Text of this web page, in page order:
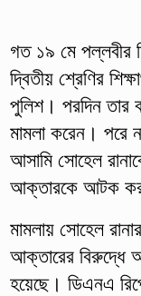
গত ১৯ মে পল্লবীর
দ্বিতীয় শ্রেণির
পুলিশ। পরদিন তার
মামলা করেন। পরে
আসামি সোহেল
আক্তারকে আটক
মামলায় সোহেল
আক্তারের বিরুদ্ধে
হয়েছে। ডিএনএ